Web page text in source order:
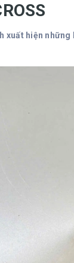
xuất hiện những